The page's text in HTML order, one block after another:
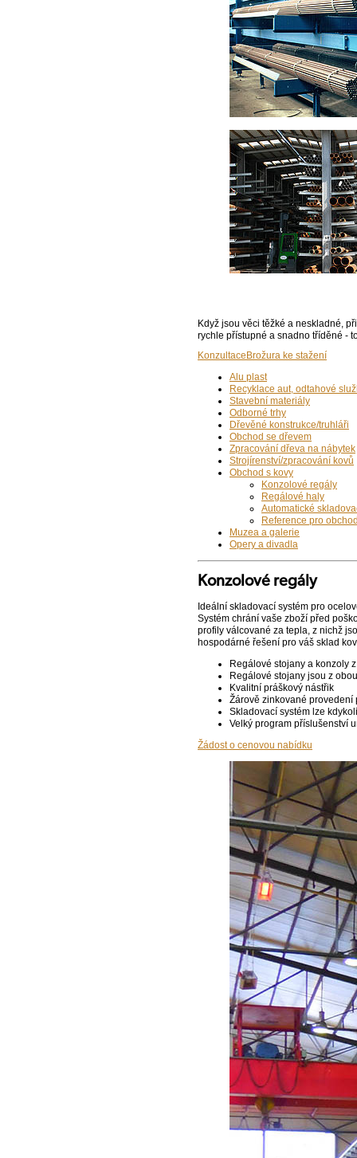
Když jsou věci těžké a neskladné,
rychle přístupné a snadno tříděné -
Konzultace Brožura ke stažení
Alu plast
Recyklace aut, odtahové
Stavební materiály
Odborné trhy
Dřevěné konstrukce/truhláři
Obchod se dřevem
Zpracování dřeva na nábytek
Strojírenství/zpracování kovů
Obchod s kovy
Konzolové regály
Regálové haly
Automatické
Reference pro
Muzea a galerie
Opery a divadla
Konzolové regály
Ideální skladovací systém pro
Systém chrání vaše zboží před
profily válcované za tepla, z nichž
hospodárné řešení pro váš sklad
Regálové stojany a konzoly
Regálové stojany jsou z
Kvalitní práškový nástřik
Žárově zinkované provedení
Skladovací systém lze
Velký program příslušenství
Žádost o cenovou nabídku